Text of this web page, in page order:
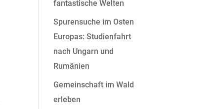
fantastische Welten
Spurensuche im Osten
Europas: Studienfahrt
nach Ungarn und
Rumänien
Gemeinschaft im Wald
erleben